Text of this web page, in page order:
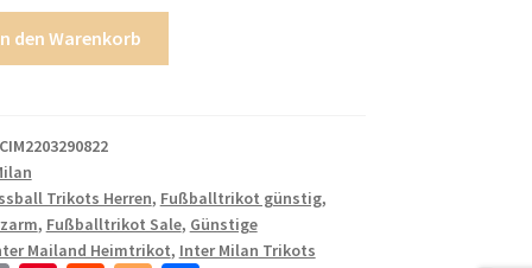
den Warenkorb
Trikots Herren, Fußballtrikot günstig,
, Fußballtrikot Sale, Günstige
Mailand Heimtrikot, Inter Milan Trikots